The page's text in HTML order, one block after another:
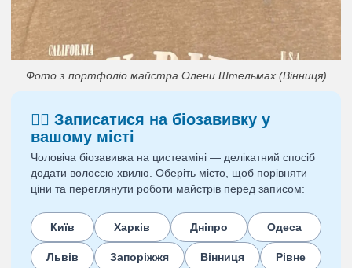
Фото з портфоліо майстра Олени Штельмах (Вінниця)
💇‍♂️ Записатися на біозавивку у
вашому місті
Чоловіча біозавивка на цистеаміні — делікатний спосіб
додати волоссю хвилю. Оберіть місто, щоб порівняти
ціни та переглянути роботи майстрів перед записом:
Київ Харків Дніпро Одеса
Львів Запоріжжя Вінниця Рівне